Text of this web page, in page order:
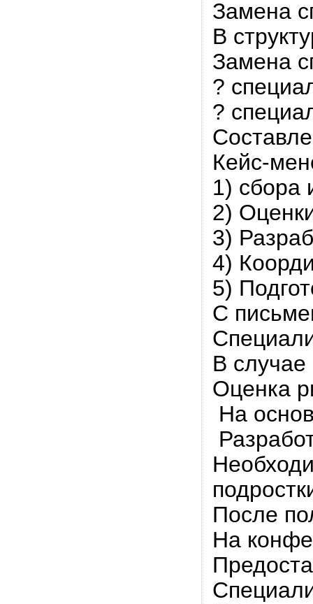
Замена
В
Замена
?
?
Кейс-
1) сбора
2)
3)
4)
5)
С
В
Оценка
На
После
На